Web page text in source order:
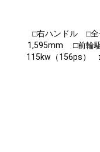
□右ハンドル □全
1,595mm □前輪
115kw（156ps）